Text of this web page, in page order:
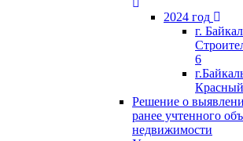
2024 год
г.
6
Решение о
ранее учтенного
недвижимости